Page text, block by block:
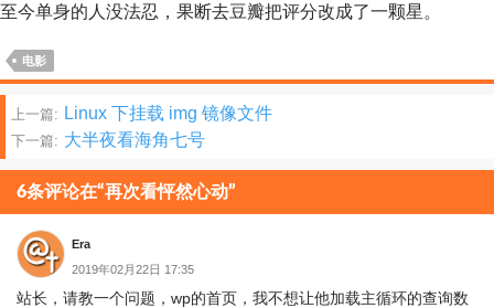
至今单身的人没法忍，果断去豆瓣把评分改成了一颗星。
电影
文
章
分
页
上一篇: Linux 下挂载 img 镜像文件
下一篇: 大半夜看海角七号
6条评论在“再次看怦然心动”
Era
2019年02月22日 17:35
站长，请教一个问题，wp的首页，我不想让他加载主循环的查询数